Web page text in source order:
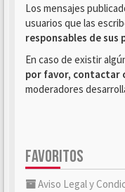
Los mensajes
usuarios que las
responsables de sus
En caso de existir
por favor, contactar
moderadores
FAVORITOS
Aviso Legal y